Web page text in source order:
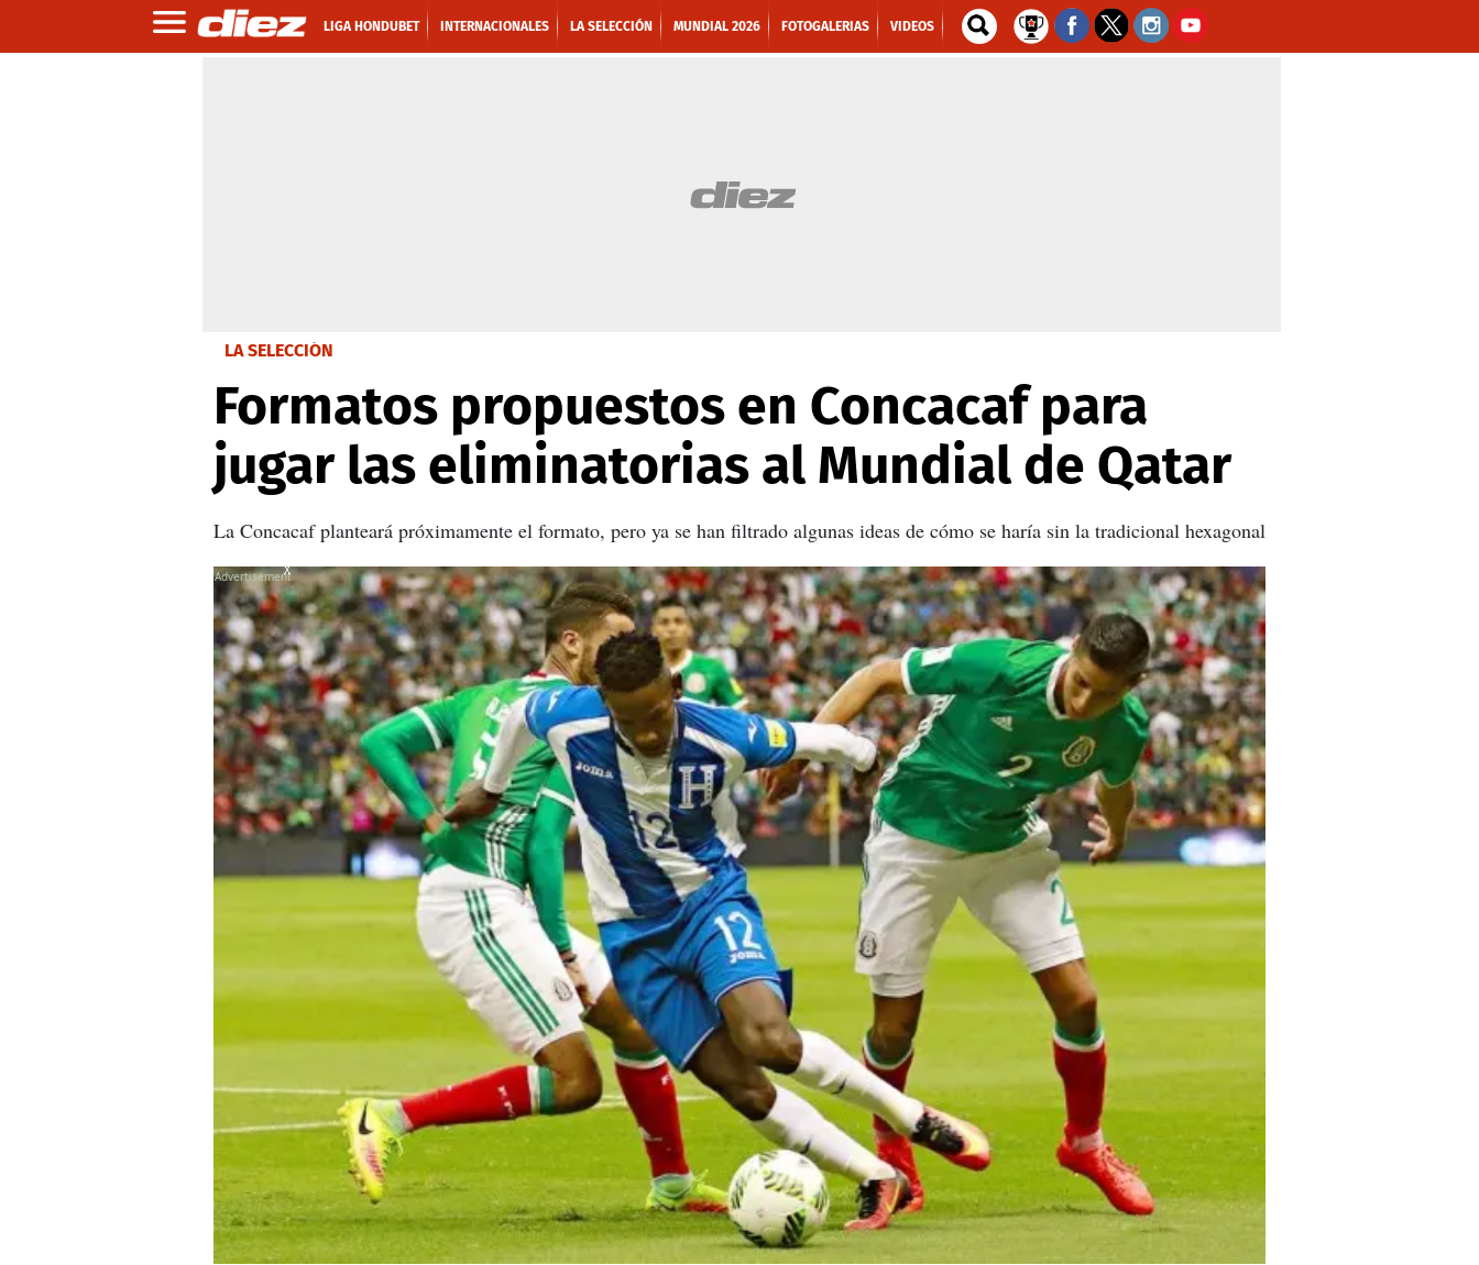
LIGA HONDUBET INTERNACIONALES LA SELECCIÓN MUNDIAL 2026 FOTOGALERIAS VIDEOS
LA SELECCIÓN
Formatos propuestos en Concacaf para
jugar las eliminatorias al Mundial de Qatar
La Concacaf planteará próximamente el formato, pero ya se han filtrado algunas ideas de cómo se haría sin la tradicional hexagonal
X
X
X